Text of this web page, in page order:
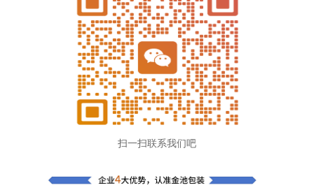
扫一扫联系我们吧